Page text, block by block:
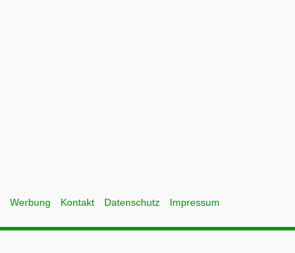
Werbung Kontakt Datenschutz Impressum